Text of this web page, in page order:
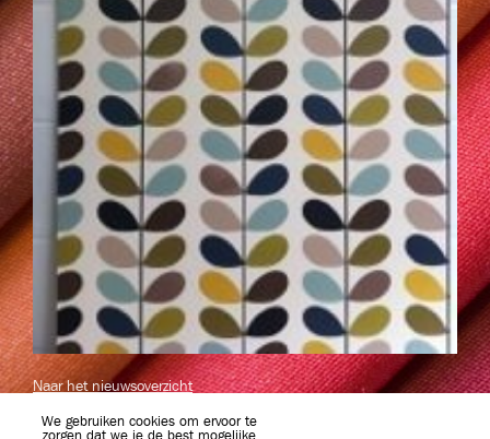
Naar het nieuwsoverzicht
We gebruiken cookies om ervoor te